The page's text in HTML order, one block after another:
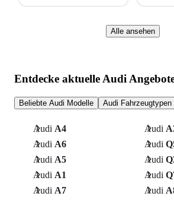
Alle ansehen
Entdecke aktuelle Audi
Beliebte Audi Modelle Audi Fahrzeugtypen
Audi A4 Audi
Audi A6 Audi
Audi A5 Audi
Audi A1 Audi
Audi A7 Audi